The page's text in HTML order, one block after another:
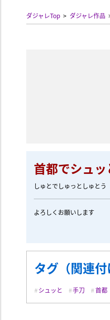
ダジャレTop ダジャレ作品
首都でシュッ
しゅとでしゅっとしゅとう
よろしくお願いします
タグ（関連付
シュッと 手刀 首都